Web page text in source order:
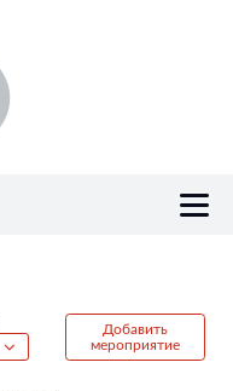
Добавить
мероприятие